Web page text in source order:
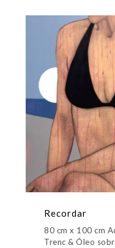
Recordar
80 cm x 100 cm
Trenc & Óleo